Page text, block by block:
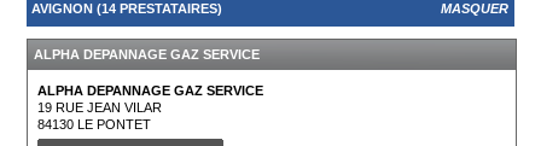
AVIGNON (14 PRESTATAIRES) MASQUER
ALPHA DEPANNAGE GAZ SERVICE
ALPHA DEPANNAGE GAZ SERVICE
19 RUE JEAN VILAR
84130LE PONTET